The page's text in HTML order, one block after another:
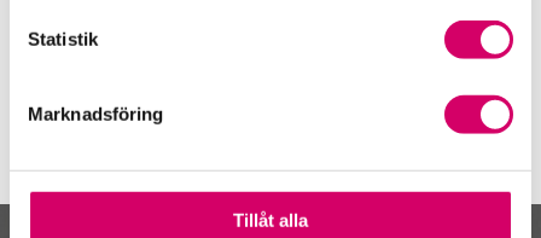
Statistik
Marknadsföring
Tillåt alla
Framtidsutsikter i lönebranschen